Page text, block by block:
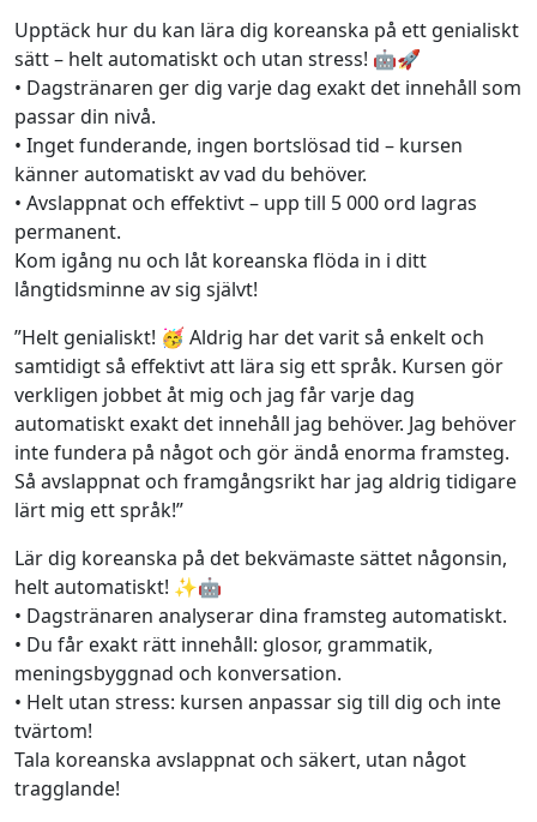
Upptäck hur du kan lära dig koreanska på ett genialiskt
sätt – helt automatiskt och utan stress! 🤖🚀
• Dagstränaren ger dig varje dag exakt det innehåll som
passar din nivå.
• Inget funderande, ingen bortslösad tid – kursen
känner automatiskt av vad du behöver.
• Avslappnat och effektivt – upp till 5 000 ord lagras
permanent.
Kom igång nu och låt koreanska flöda in i ditt
långtidsminne av sig självt!
”Helt genialiskt! 🥳 Aldrig har det varit så enkelt och
samtidigt så effektivt att lära sig ett språk. Kursen gör
verkligen jobbet åt mig och jag får varje dag
automatiskt exakt det innehåll jag behöver. Jag behöver
inte fundera på något och gör ändå enorma framsteg.
Så avslappnat och framgångsrikt har jag aldrig tidigare
lärt mig ett språk!”
Lär dig koreanska på det bekvämaste sättet någonsin,
helt automatiskt! ✨🤖
• Dagstränaren analyserar dina framsteg automatiskt.
• Du får exakt rätt innehåll: glosor, grammatik,
meningsbyggnad och konversation.
• Helt utan stress: kursen anpassar sig till dig och inte
tvärtom!
Tala koreanska avslappnat och säkert, utan något
tragglande!